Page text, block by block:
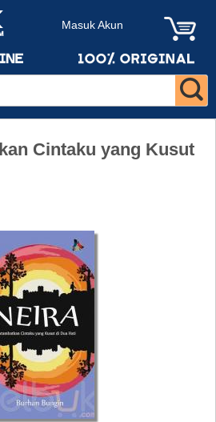
Masuk Akun
Cintaku yang Kusut